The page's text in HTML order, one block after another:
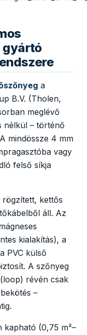
gyártó
a
B.V. (Tholen,
meglévő
nélkül – történő
mindössze 4 mm
vagy
felső síkja
kettős
áll. Az
kialakítás), a
PVC külső
A szőnyeg
révén csak
–
(0,75 m²–